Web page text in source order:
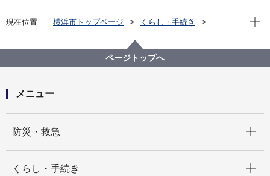
現在位置 横浜市トップページ
くらし・手続き
横浜市における鉄道計画
次世代の総合的な交通体系の構築に向けた検討～横浜
市における鉄道を軸とした交通体系について～
現在
ページトップへ
メニュー
防災・救急
くらし・手続き